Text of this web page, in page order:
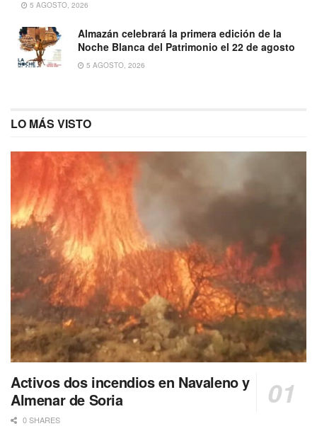
5 AGOSTO, 2026
Almazán celebrará la primera edición de la
Noche Blanca del Patrimonio el 22 de agosto
5 AGOSTO, 2026
LO MÁS VISTO
Activos dos incendios en Navaleno y
Almenar de Soria
0 SHARES